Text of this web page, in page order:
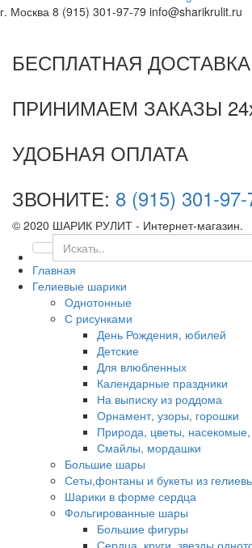
г. Москва 8 (915) 301-97-79 info@sharikrulit.ru
БЕСПЛАТНАЯ ДОСТАВКА
ПРИНИМАЕМ ЗАКАЗЫ
УДОБНАЯ ОПЛАТА
ЗВОНИТЕ: 8 (915) 301-
© 2020 ШАРИК РУЛИТ - Интернет-магазин.
Главная
Гелиевые шарики
Однотонные
С рисунками
День Рождения, юбилей
Детские
Для влюбленных
Календарные праздники
На выписку из роддома
Орнамент, узоры, горошки
Природа, цветы,
Смайлы, мордашки
Большие шары
Сеты,фонтаны и букеты из
Шарики в форме сердца
Фольгированные шары
Большие фигуры
Сердца, круги, звезды